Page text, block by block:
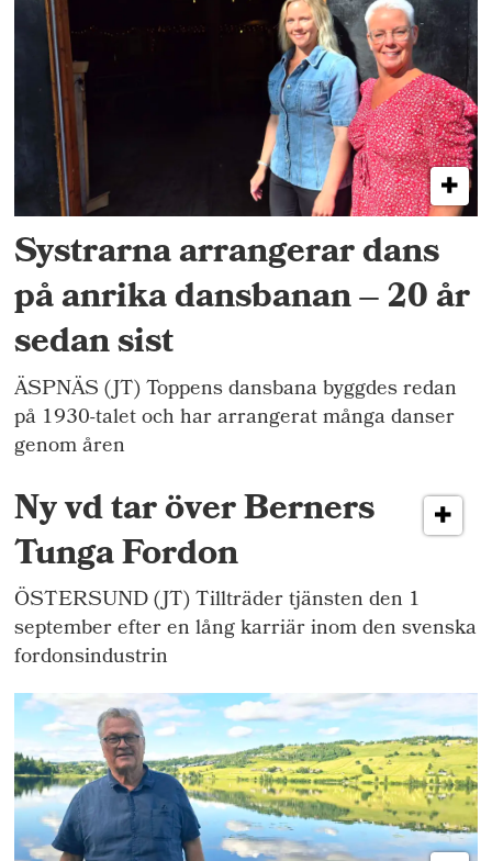
Systrarna arrangerar dans
på anrika dansbanan – 20 år
sedan sist
ÄSPNÄS (JT) Toppens dansbana byggdes redan
på 1930-talet och har arrangerat många danser
genom åren
Ny vd tar över Berners
Tunga Fordon
ÖSTERSUND (JT) Tillträder tjänsten den 1
september efter en lång karriär inom den svenska
fordonsindustrin